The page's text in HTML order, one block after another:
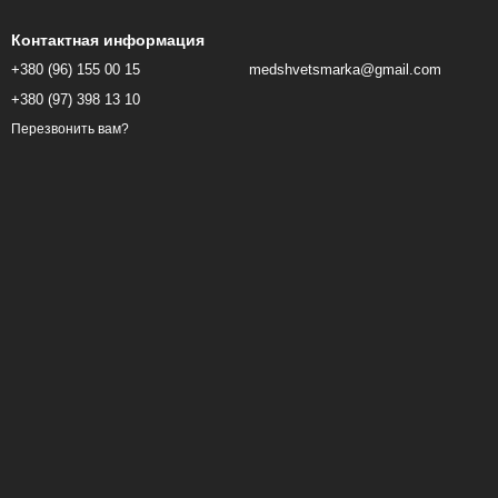
Контактная информация
+380 (96) 155 00 15
+380 (97) 398 13 10
Перезвонить вам?
medshvetsmarka@gmail.com